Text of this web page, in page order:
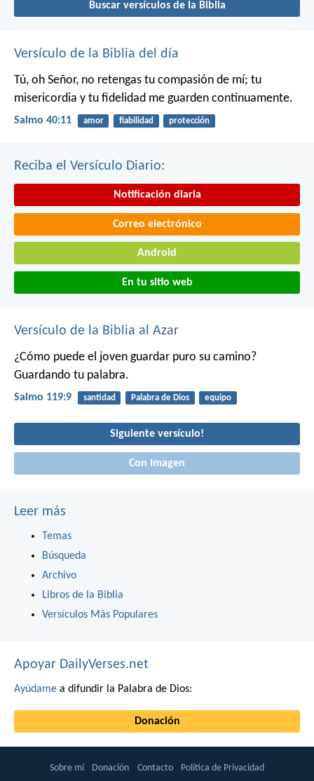
Buscar versículos de la Biblia
Versículo de la Biblia del día
Tú, oh Señor, no retengas tu compasión de mí; tu
misericordia y tu fidelidad me guarden continuamente.
Salmo 40:11 amor fiabilidad protección
Reciba el Versículo Diario:
Notificación diaria
Correo electrónico
Android
En tu sitio web
Versículo de la Biblia al Azar
¿Cómo puede el joven guardar puro su camino?
Guardando tu palabra.
Salmo 119:9 santidad Palabra de Dios equipo
Siguiente versículo!
Con imagen
Leer más
Temas
Búsqueda
Archivo
Libros de la Biblia
Versículos Más Populares
Apoyar DailyVerses.net
Ayúdame a difundir la Palabra de Dios:
Donación
Sobre mí Donación Contacto Política de Privacidad